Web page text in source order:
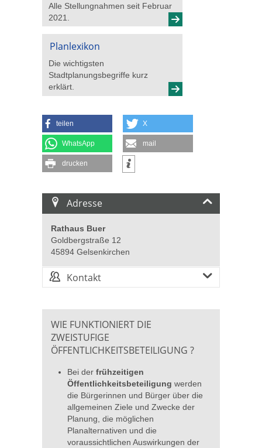
Alle Stellungnahmen seit Februar
2021.
Planlexikon
Die wichtigsten
Stadtplanungsbegriffe kurz
erklärt.
teilen X
WhatsApp mail
drucken
Adresse
Rathaus Buer
Goldbergstraße 12
45894 Gelsenkirchen
Kontakt
WIE FUNKTIONIERT DIE
ZWEISTUFIGE
ÖFFENTLICHKEITSBETEILIGUNG ?
Bei der frühzeitigen
Öffentlichkeitsbeteiligung werden
die Bürgerinnen und Bürger über die
allgemeinen Ziele und Zwecke der
Planung, die möglichen
Planalternativen und die
voraussichtlichen Auswirkungen der